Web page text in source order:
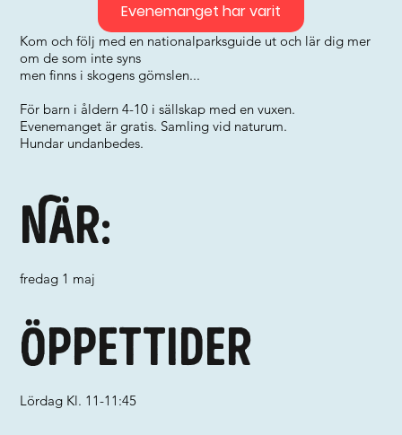
Kom och följ med en nationalparksguide ut och lär dig mer
om de som inte syns
men finns i skogens gömslen...
För barn i åldern 4-10 i sällskap med en vuxen.
Evenemanget är gratis. Samling vid naturum.
Hundar undanbedes.
När:
fredag 1 maj
Öppettider
Lördag Kl. 11-11:45
Evenemanget har varit